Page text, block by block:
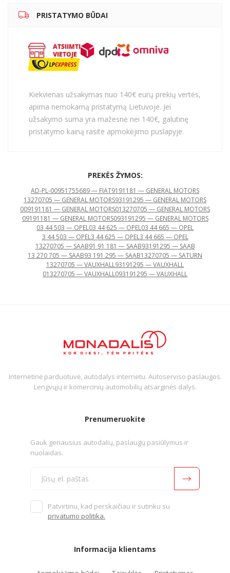
PRISTATYMO BŪDAI
Kiekvienas užsakymas nuo 140€ eurų prekių vertės,
apima nemokamą pristatymą Lietuvoje. Jei
užsakymo suma yra mažesnė nei 140€, galutinę
pristatymo kainą rasite apmokėjimo puslapyje.
PREKĖS ŽYMOS:
AD-PL-00951755689 — FIAT9191181 — GENERAL MOTORS
13270705 — GENERAL MOTORS93191295 — GENERAL MOTORS
009191181 — GENERAL MOTORS013270705 — GENERAL MOTORS
09191181 — GENERAL MOTORS093191295 — GENERAL MOTORS
03 44 503 — OPEL03 44 625 — OPEL03 44 665 — OPEL
3 44 503 — OPEL3 44 625 — OPEL3 44 665 — OPEL
13270705 — SAAB91 91 181 — SAAB93191295 — SAAB
13 270 705 — SAAB93 191 295 — SAAB13270705 — SATURN
13270705 — VAUXHALL93191295 — VAUXHALL
013270705 — VAUXHALL093191295 — VAUXHALL
Internetinė parduotuvė, autodalys internetu. Autoserviso paslaugos.
Lengvųjų ir komercinių automobilių atsarginės dalys.
Prenumeruokite
Gauk geriausius autodalių, paslaugų pasiūlymus ir
nuolaidas.
Patvirtinu, kad perskaičiau ir sutinku su
privatumo politika.
Informacija klientams